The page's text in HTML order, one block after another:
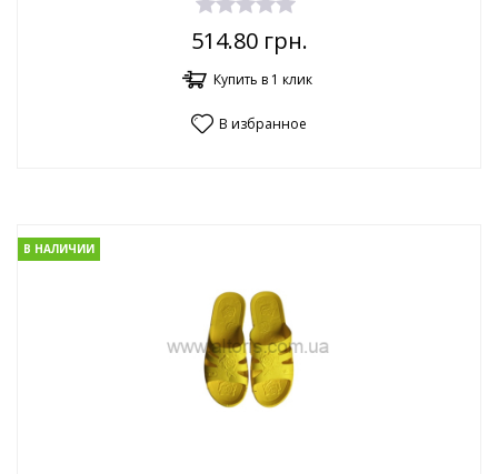
514.80грн.
Купить в 1 клик
В избранное
В НАЛИЧИИ